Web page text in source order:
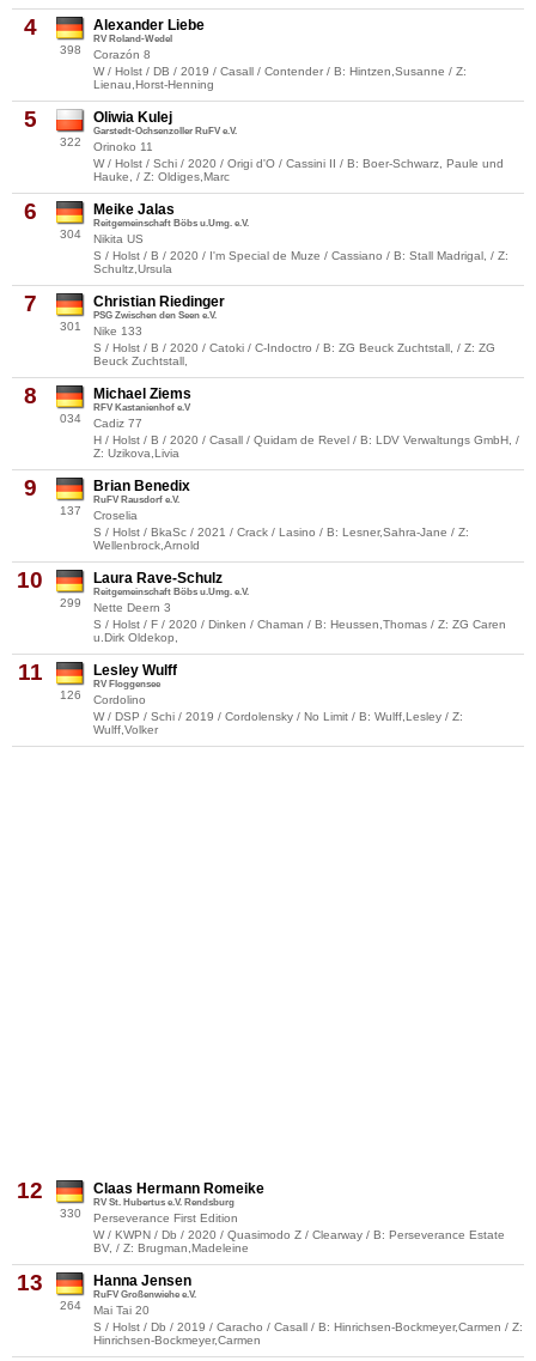
4
398
Alexander Liebe
RV Roland-Wedel
Corazón 8
W / Holst / DB / 2019 / Casall / Contender / B: Hintzen,Susanne / Z:
Lienau,Horst-Henning
5
322
Oliwia Kulej
Garstedt-Ochsenzoller RuFV e.V.
Orinoko 11
W / Holst / Schi / 2020 / Origi d'O / Cassini II / B: Boer-Schwarz, Paule und
Hauke, / Z: Oldiges,Marc
6
304
Meike Jalas
Reitgemeinschaft Böbs u.Umg. e.V.
Nikita US
S / Holst / B / 2020 / I'm Special de Muze / Cassiano / B: Stall Madrigal, / Z:
Schultz,Ursula
7
301
Christian Riedinger
PSG Zwischen den Seen e.V.
Nike 133
S / Holst / B / 2020 / Catoki / C-Indoctro / B: ZG Beuck Zuchtstall, / Z: ZG
Beuck Zuchtstall,
8
034
Michael Ziems
RFV Kastanienhof e.V
Cadiz 77
H / Holst / B / 2020 / Casall / Quidam de Revel / B: LDV Verwaltungs GmbH, /
Z: Uzikova,Livia
9
137
Brian Benedix
RuFV Rausdorf e.V.
Croselia
S / Holst / BkaSc / 2021 / Crack / Lasino / B: Lesner,Sahra-Jane / Z:
Wellenbrock,Arnold
10
299
Laura Rave-Schulz
Reitgemeinschaft Böbs u.Umg. e.V.
Nette Deern 3
S / Holst / F / 2020 / Dinken / Chaman / B: Heussen,Thomas / Z: ZG Caren
u.Dirk Oldekop,
11
126
Lesley Wulff
RV Floggensee
Cordolino
W / DSP / Schi / 2019 / Cordolensky / No Limit / B: Wulff,Lesley / Z:
Wulff,Volker
12
330
Claas Hermann Romeike
RV St. Hubertus e.V. Rendsburg
Perseverance First Edition
W / KWPN / Db / 2020 / Quasimodo Z / Clearway / B: Perseverance Estate
BV, / Z: Brugman,Madeleine
13
264
Hanna Jensen
RuFV Großenwiehe e.V.
Mai Tai 20
S / Holst / Db / 2019 / Caracho / Casall / B: Hinrichsen-Bockmeyer,Carmen / Z:
Hinrichsen-Bockmeyer,Carmen